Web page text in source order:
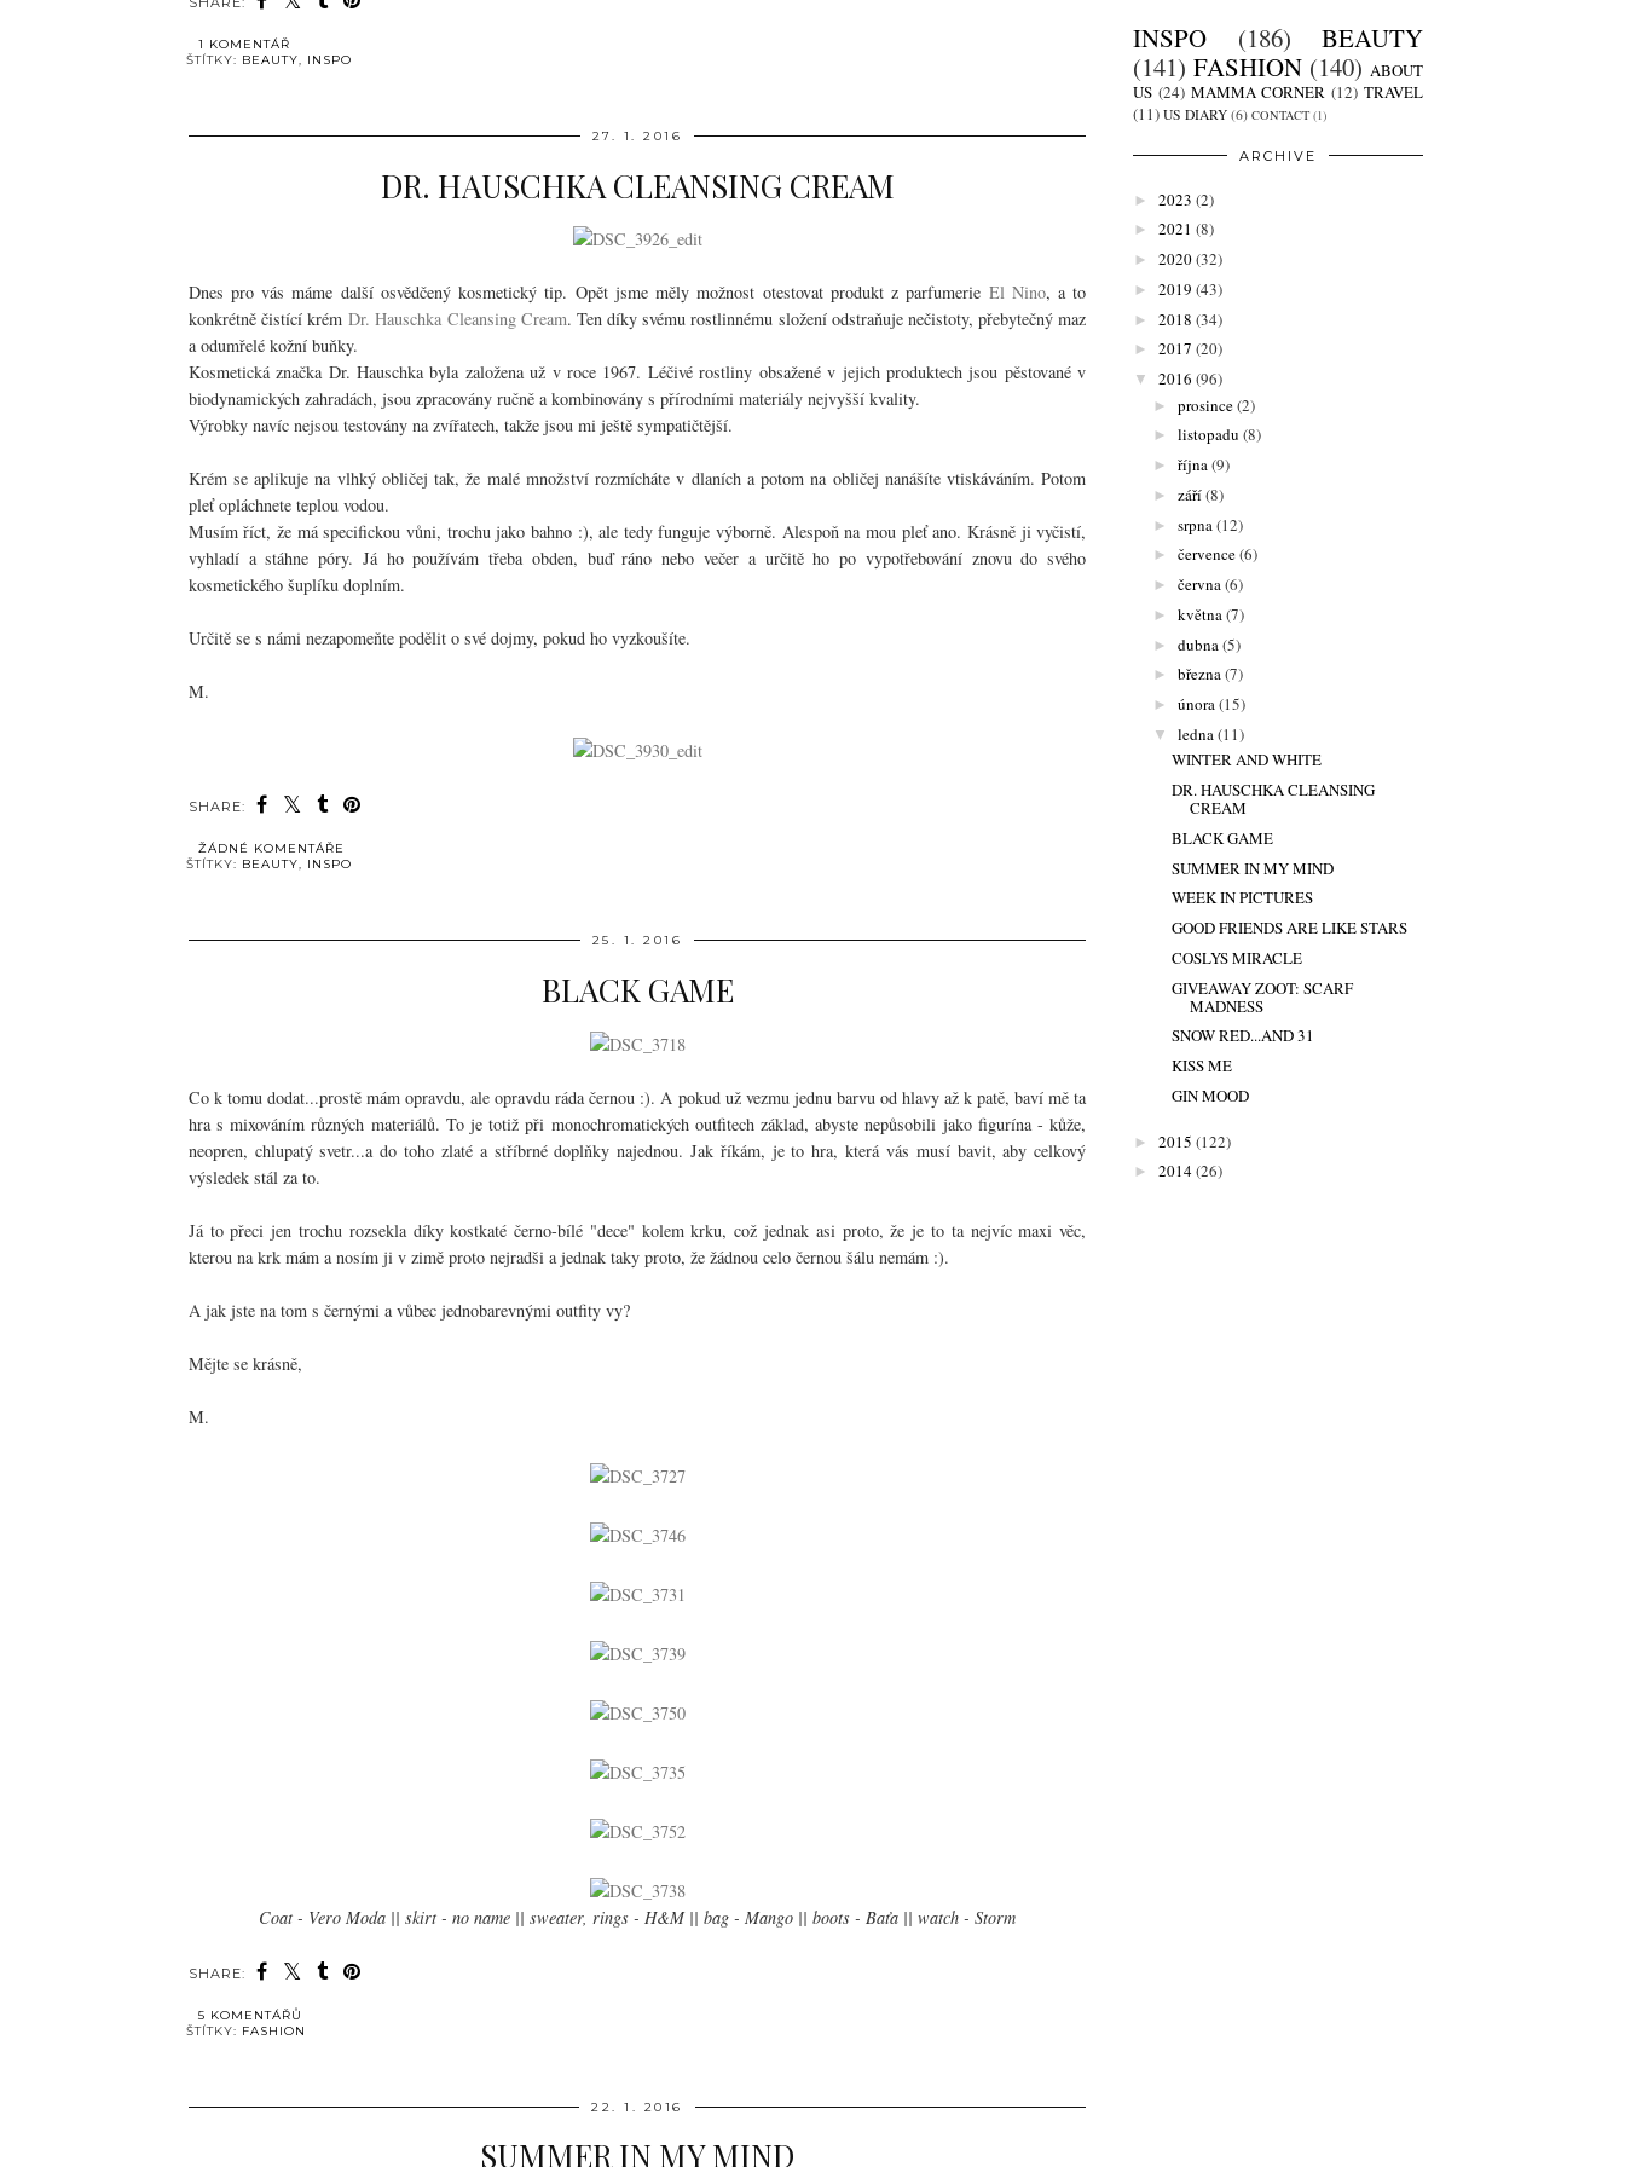
1 KOMENTÁŘ
ŠTÍTKY: BEAUTY, INSPO
27. 1. 2016
DR. HAUSCHKA CLEANSING CREAM
Dnes pro vás máme další osvědčený kosmetický tip. Opět jsme měly možnost otestovat produkt z parfumerie El Nino, a to
konkrétně čistící krémDr. Hauschka Cleansing Cream. Ten díky svému rostlinnému složení odstraňuje nečistoty, přebytečný maz
a odumřelé kožní buňky.
Kosmetická značka Dr. Hauschka byla založena už v roce 1967. Léčivé rostliny obsažené v jejich produktech jsou pěstované v
biodynamických zahradách, jsou zpracovány ručně a kombinovány s přírodními materiály nejvyšší kvality.
Výrobky navíc nejsou testovány na zvířatech, takže jsou mi ještě sympatičtější.
Krém se aplikuje na vlhký obličej tak, že malé množství rozmícháte v dlaních a potom na obličej nanášíte vtiskáváním. Potom
pleť opláchnete teplou vodou.
Musím říct, že má specifickou vůni, trochu jako bahno :), ale tedy funguje výborně. Alespoň na mou pleť ano. Krásně ji vyčistí,
vyhladí a stáhne póry. Já ho používám třeba obden, buď ráno nebo večer a určitě ho po vypotřebování znovu do svého
kosmetického šuplíku doplním.
Určitě se s námi nezapomeňte podělit o své dojmy, pokud ho vyzkoušíte.
M.
SHARE:
ŽÁDNÉ KOMENTÁŘE
ŠTÍTKY: BEAUTY, INSPO
25. 1. 2016
BLACK GAME
Co k tomu dodat...prostě mám opravdu, ale opravdu ráda černou :). A pokud už vezmu jednu barvu od hlavy až k patě, baví mě ta
hra s mixováním různých materiálů. To je totiž při monochromatických outfitech základ, abyste nepůsobili jako figurína - kůže,
neopren, chlupatý svetr...a do toho zlaté a stříbrné doplňky najednou. Jak říkám, je to hra, která vás musí bavit, aby celkový
výsledek stál za to.
Já to přeci jen trochu rozsekla díky kostkaté černo-bílé "dece" kolem krku, což jednak asi proto, že je to ta nejvíc maxi věc,
kterou na krk mám a nosím ji v zimě proto nejradši a jednak taky proto, že žádnou celo černou šálu nemám :).
A jak jste na tom s černými a vůbec jednobarevnými outfity vy?
Mějte se krásně,
M.
Coat - Vero Moda || skirt - no name || sweater, rings - H&M || bag - Mango || boots - Baťa || watch - Storm
SHARE:
5 KOMENTÁŘŮ
ŠTÍTKY: FASHION
22. 1. 2016
SUMMER IN MY MIND
INSPO (186)
BEAUTY
(141) FASHION (140) ABOUT
US (24) MAMMA CORNER (12) TRAVEL
(11) US DIARY (6) CONTACT (1)
ARCHIVE
► 2023 (2)
► 2021 (8)
► 2020(32)
► 2019 (43)
► 2018 (34)
► 2017 (20)
▼ 2016 (96)
► prosince(2)
► listopadu (8)
► října(9)
► září(8)
► srpna(12)
► července(6)
► června(6)
► května(7)
► dubna(5)
► března(7)
► února(15)
▼ ledna(11)
WINTER AND WHITE
DR. HAUSCHKA CLEANSING
CREAM
BLACK GAME
SUMMER IN MY MIND
WEEK IN PICTURES
GOOD FRIENDS ARE LIKE STARS
COSLYS MIRACLE
GIVEAWAY ZOOT: SCARF
MADNESS
SNOW RED...AND 31
KISS ME
GIN MOOD
► 2015 (122)
► 2014(26)